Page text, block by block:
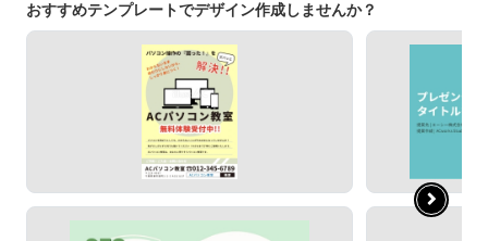
おすすめテンプレートでデザイン作成しませんか？